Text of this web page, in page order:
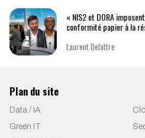
« NIS2 et DORA
conformité papier à la
Laurent Delattre
Plan du site
Data / IA
Green IT